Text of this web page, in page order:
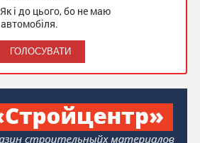
Як і до цього, бо не маю
автомобіля.